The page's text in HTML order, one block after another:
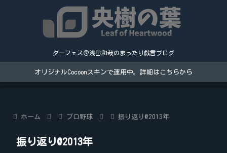
ターフェス＠浅田和哉のまったり戯言ブログ
オリジナルCocoonスキンで運用中。詳細はこちらから
ホーム プロ野球 振り返り@2013年
振り返り@2013年